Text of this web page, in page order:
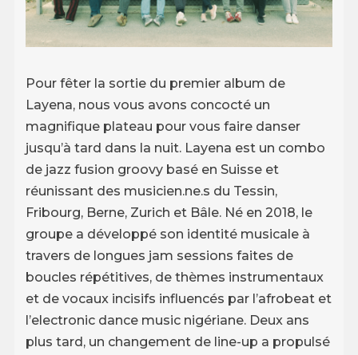
Pour fêter la sortie du premier album de
Layena, nous vous avons concocté un
magnifique plateau pour vous faire danser
jusqu’à tard dans la nuit. Layena est un combo
de jazz fusion groovy basé en Suisse et
réunissant des musicien.ne.s du Tessin,
Fribourg, Berne, Zurich et Bâle. Né en 2018, le
groupe a développé son identité musicale à
travers de longues jam sessions faites de
boucles répétitives, de thèmes instrumentaux
et de vocaux incisifs influencés par l’afrobeat et
l’electronic dance music nigériane. Deux ans
plus tard, un changement de line-up a propulsé